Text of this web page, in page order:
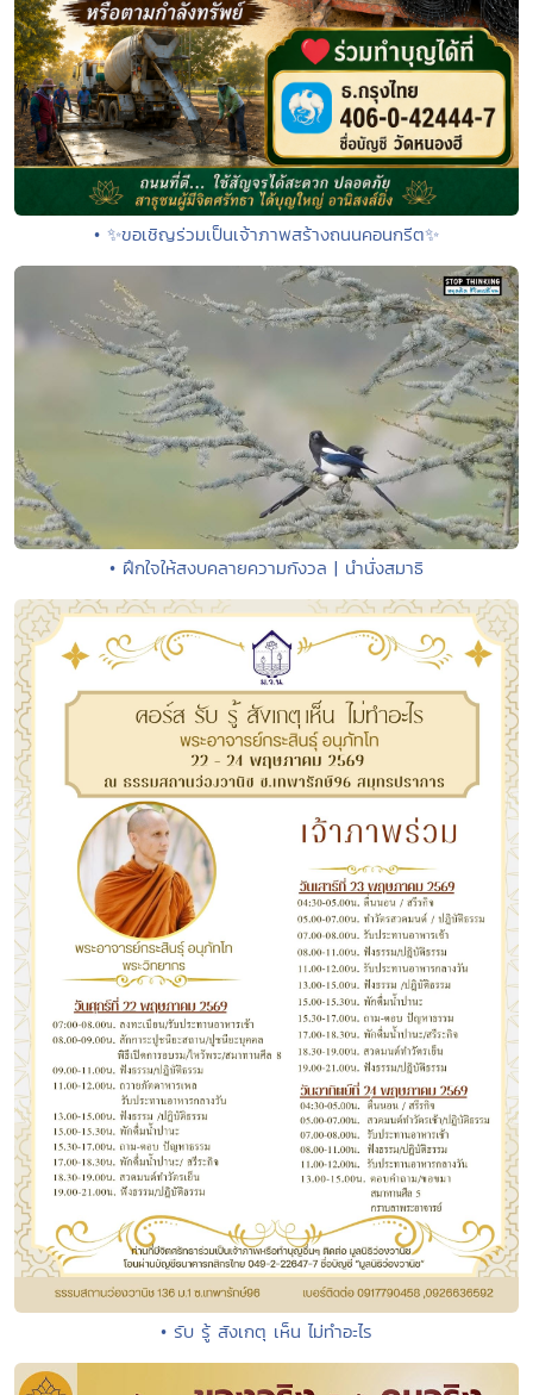
• ✨ขอเชิญร่วมเป็นเจ้าภาพสร้างถนนคอนกรีต✨
• ฝึกใจให้สงบคลายความกังวล | นำนั่งสมาธิ
• รับ รู้ สังเกตุ เห็น ไม่ทำอะไร